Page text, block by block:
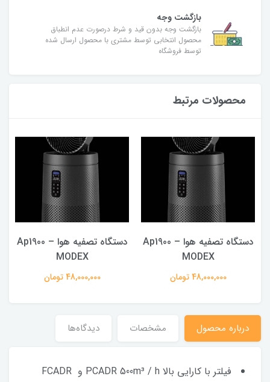
بازگشت وجه
بازگشت وجه بدون قید و شرط درصورت عدم انطباق
محصول انتخابی توسط مشتری با محصول ارسال شده
توسط فروشگاه
محصولات مرتبط
دستگاه تصفیه هوا Ap1900 –
MODEX
48,000,000 تومان
دستگاه تصفیه هوا Ap1900 –
MODEX
48,000,000 تومان
درباره محصول مشخصات دیدگاه‌ها
فیلتر با کارایی بالا PCADR 500m³ / h و FCADR